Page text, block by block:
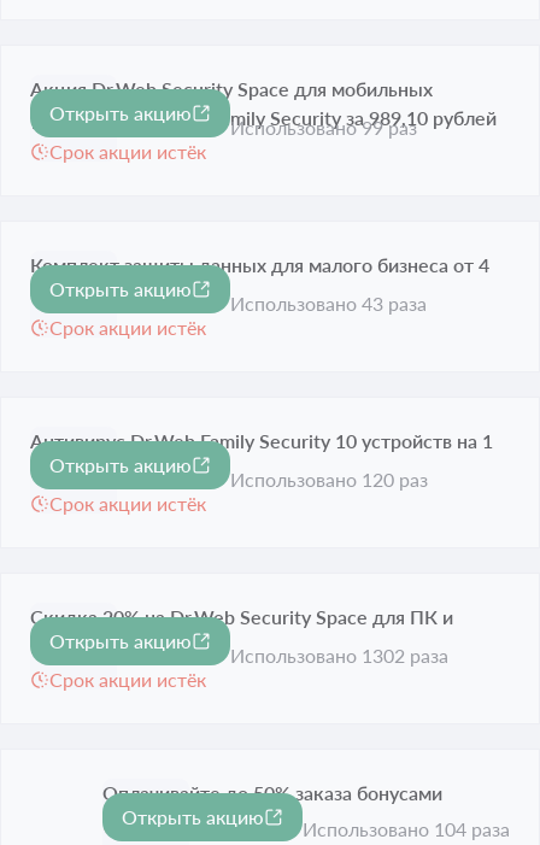
Акция Dr.Web Security Space для мобильных
устройств + Dr.Web Family Security за 989,10 рублей
Срок акции истёк
Открыть акцию
Использовано 99 раз
Комплект защиты данных для малого бизнеса от 4
950 рублей
Срок акции истёк
Открыть акцию
Использовано 43 раза
Антивирус Dr.Web Family Security 10 устройств на 1
год за 899 рублей
Срок акции истёк
Открыть акцию
Использовано 120 раз
-20%
Скидка 20% на Dr.Web Security Space для ПК и
мобильных устройств
Срок акции истёк
Открыть акцию
Использовано 1302 раза
Оплачивайте до 50% заказа бонусами
Срок акции истёк
Открыть акцию
Использовано 104 раза